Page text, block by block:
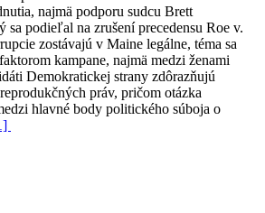
najmä podporu sudcu Brett
sa podieľal na zrušení precedensu Roe v.
zostávajú v Maine legálne, téma sa
kampane, najmä medzi ženami
Demokratickej strany zdôrazňujú
práv, pričom otázka
hlavné body politického súboja o